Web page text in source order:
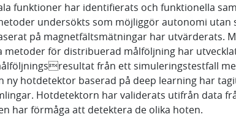
funktioner har identifierats och funktionella
undersökts som möjliggör autonomi utan
på magnetfältsmätningar har utvärderats.
metoder för distribuerad målföljning har
från ett simuleringstestfall
ny hotdetektor baserad på deep learning har
Hotdetektorn har validerats utifrån data
har förmåga att detektera de olika hoten.